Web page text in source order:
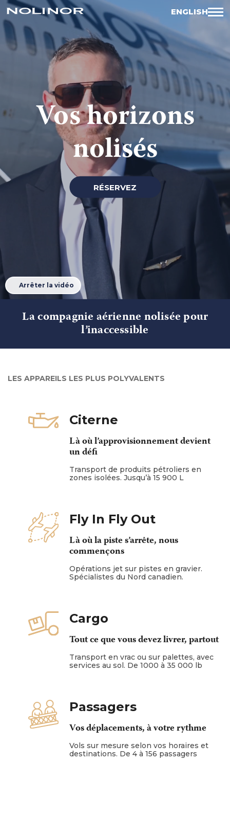
ENGLISH
Vos horizons
nolisés
RÉSERVEZ
Arrêter la vidéo
La compagnie aérienne nolisée pour
l’inaccessible
LES APPAREILS LES PLUS POLYVALENTS
Citerne
Là où l’approvisionnement devient
un défi
Transport de produits pétroliers en
zones isolées. Jusqu’à 15 900 L
Fly In Fly Out
Là où la piste s’arrête, nous
commençons
Opérations jet sur pistes en gravier.
Spécialistes du Nord canadien.
Cargo
Tout ce que vous devez livrer, partout
Transport en vrac ou sur palettes, avec
services au sol. De 1000 à 35 000 lb
Passagers
Vos déplacements, à votre rythme
Vols sur mesure selon vos horaires et
destinations. De 4 à 156 passagers